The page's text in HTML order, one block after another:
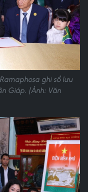
ghi sổ lưu
Giáp. (Ảnh: Văn